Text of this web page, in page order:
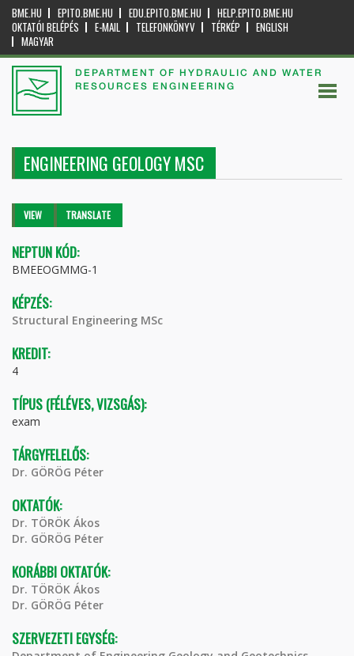
BME.HU EPITO.BME.HU EDU.EPITO.BME.HU
HELP.EPITO.BME.HU
OKTATÓI BELÉPÉS
E-MAIL TELEFONKÖNYV TÉRKÉP
ENGLISH
MAGYAR
DEPARTMENT OF HYDRAULIC AND WATER
RESOURCES ENGINEERING
ENGINEERING GEOLOGY MSC
Primary tabs
VIEW (ACTIVETRANSLATE
NEPTUN KÓD:
BMEEOGMMG-1
KÉPZÉS:
Structural Engineering MSc
KREDIT:
4
TÍPUS (FÉLÉVES, VIZSGÁS):
exam
TÁRGYFELELŐS:
Dr. GÖRÖG Péter
OKTATÓK:
Dr. TÖRÖK Ákos
Dr. GÖRÖG Péter
KORÁBBI OKTATÓK:
Dr. TÖRÖK Ákos
Dr. GÖRÖG Péter
SZERVEZETI EGYSÉG: